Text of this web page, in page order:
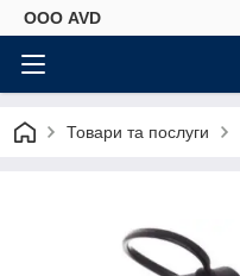
ООО AVD
Товари та послуги